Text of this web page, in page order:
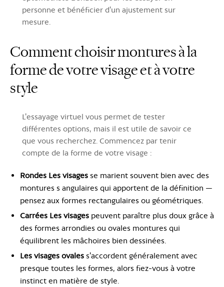
personne et bénéficier d'un ajustement sur
mesure.
Comment choisir montures à la
forme de votre visage et à votre
style
L'essayage virtuel vous permet de tester
différentes options, mais il est utile de savoir ce
que vous recherchez. Commencez par tenir
compte de la forme de votre visage :
Rondes Les visages se marient souvent bien avec des
montures s angulaires qui apportent de la définition —
pensez aux formes rectangulaires ou géométriques.
Carrées Les visages peuvent paraître plus doux grâce à
des formes arrondies ou ovales montures qui
équilibrent les mâchoires bien dessinées.
Les visages ovales s'accordent généralement avec
presque toutes les formes, alors fiez-vous à votre
instinct en matière de style.